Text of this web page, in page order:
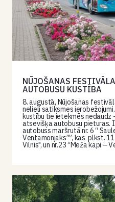
NŪJOŠANAS
AUTOBUSU KUSTĪBA
8. augustā, Nūjošanas
nelieli satiksmes
kustību tie ietekmēs nedaudz
atsevišķa autobusu pieturas.
autobuss maršrutā nr. 6 “
Ventamonjaks””, kas plkst.
Vilnis", un nr.23 “Meža kapi –